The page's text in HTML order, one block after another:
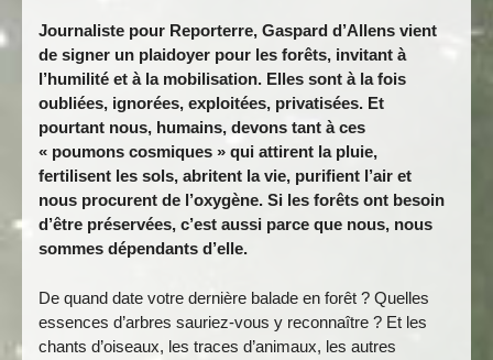
Journaliste pour Reporterre, Gaspard d’Allens vient
de signer un plaidoyer pour les forêts, invitant à
l’humilité et à la mobilisation. Elles sont à la fois
oubliées, ignorées, exploitées, privatisées. Et
pourtant nous, humains, devons tant à ces
« poumons cosmiques » qui attirent la pluie,
fertilisent les sols, abritent la vie, purifient l’air et
nous procurent de l’oxygène. Si les forêts ont besoin
d’être préservées, c’est aussi parce que nous, nous
sommes dépendants d’elle.
De quand date votre dernière balade en forêt ? Quelles
essences d’arbres sauriez-vous y reconnaître ? Et les
chants d’oiseaux, les traces d’animaux, les autres